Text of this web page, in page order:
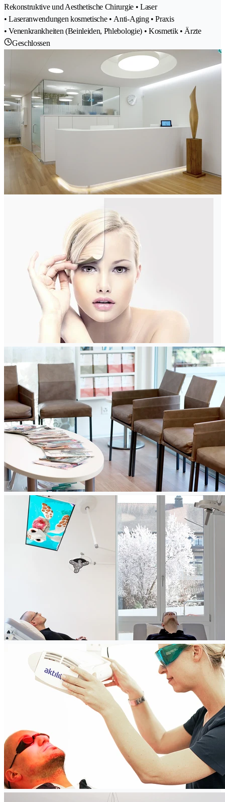
Rekonstruktive und Aesthetische Chirurgie • Laser
• Laseranwendungen kosmetische • Anti-Aging • Praxis
• Venenkrankheiten (Beinleiden, Phlebologie) • Kosmetik • Ärzte
Geschlossen